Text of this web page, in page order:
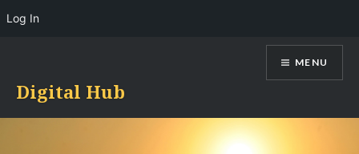
content
Digital Hub
MENU
Log In